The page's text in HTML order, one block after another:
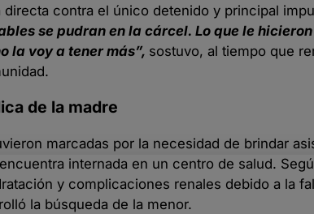
contra el único detenido y principal
se pudran en la cárcel. Lo que le
la voy a tener más”, sostuvo, al tiempo que
de la madre
marcadas por la necesidad de brindar
internada en un centro de salud.
y complicaciones renales debido a la
la búsqueda de la menor.